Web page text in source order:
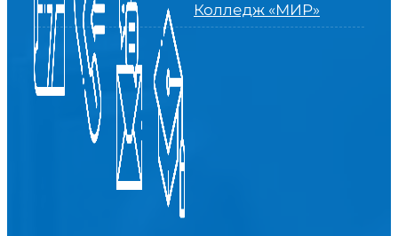
Колледж «МИР»